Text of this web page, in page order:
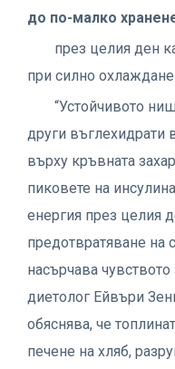
до по-малко
през целия ден
при силно охлаждане
“Устойчивото
други въглехидрати
върху кръвната
пиковете на
енергия през целия
предотвратяване на
насърчава чувството
диетолог Ейвъри
обяснява, че
печене на хляб,